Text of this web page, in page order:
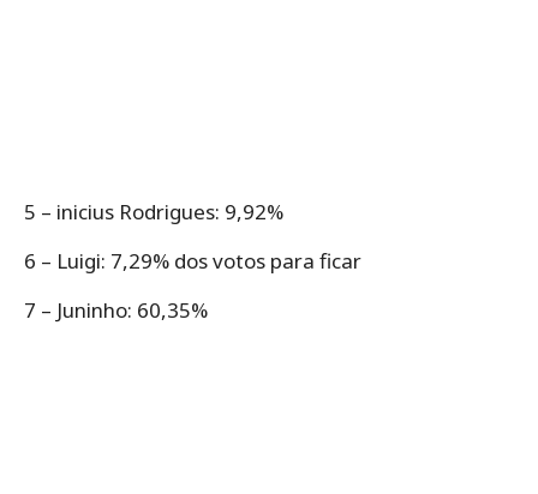
5 – inicius Rodrigues: 9,92%
6 – Luigi: 7,29% dos votos para ficar
7 – Juninho: 60,35%